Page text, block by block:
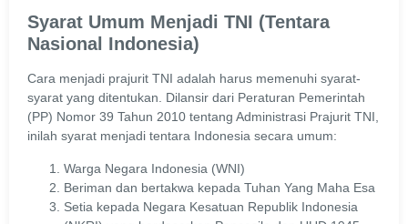
Syarat Umum Menjadi TNI (Tentara
Nasional Indonesia)
Cara menjadi prajurit TNI adalah harus memenuhi syarat-
syarat yang ditentukan. Dilansir dari Peraturan Pemerintah
(PP) Nomor 39 Tahun 2010 tentang Administrasi Prajurit TNI,
inilah syarat menjadi tentara Indonesia secara umum:
Warga Negara Indonesia (WNI)
Beriman dan bertakwa kepada Tuhan Yang Maha Esa
Setia kepada Negara Kesatuan Republik Indonesia